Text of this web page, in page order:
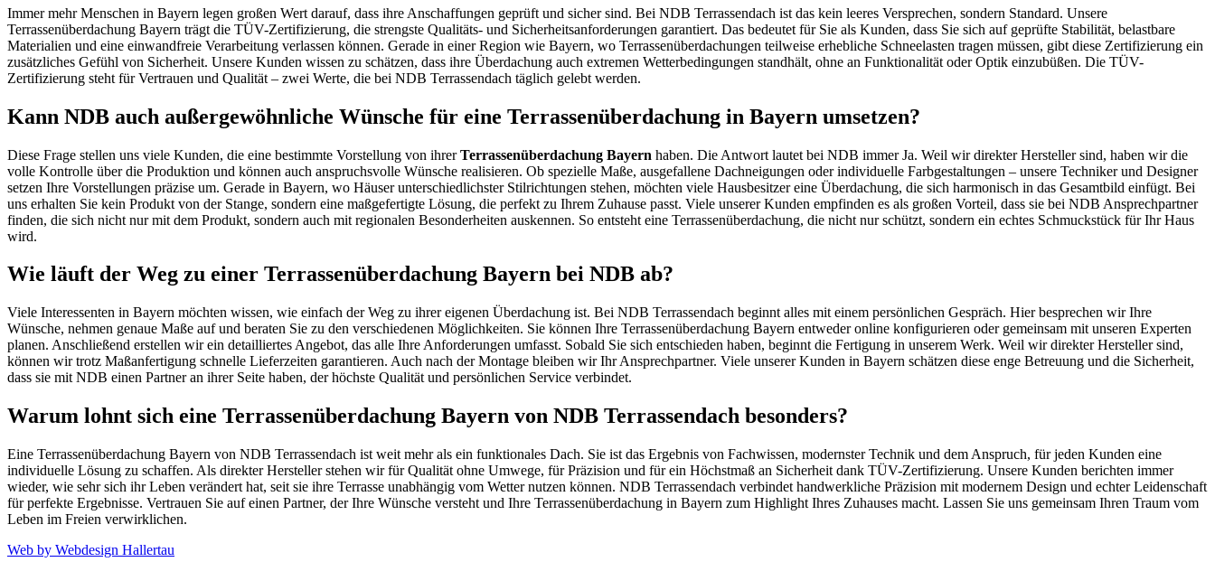
Immer mehr Menschen in Bayern legen großen Wert darauf, dass ihre Anschaffungen geprüft und sicher sind. Bei NDB Terrassendach ist das kein leeres Versprechen, sondern Standard. Unsere
Terrassenüberdachung Bayern trägt die TÜV-Zertifizierung, die strengste Qualitäts- und Sicherheitsanforderungen garantiert. Das bedeutet für Sie als Kunden, dass Sie sich auf geprüfte Stabilität, belastbare
Materialien und eine einwandfreie Verarbeitung verlassen können. Gerade in einer Region wie Bayern, wo Terrassenüberdachungen teilweise erhebliche Schneelasten tragen müssen, gibt diese Zertifizierung ein
zusätzliches Gefühl von Sicherheit. Unsere Kunden wissen zu schätzen, dass ihre Überdachung auch extremen Wetterbedingungen standhält, ohne an Funktionalität oder Optik einzubüßen. Die TÜV-
Zertifizierung steht für Vertrauen und Qualität – zwei Werte, die bei NDB Terrassendach täglich gelebt werden.
Kann NDB auch außergewöhnliche Wünsche für eine Terrassenüberdachung in Bayern umsetzen?
Diese Frage stellen uns viele Kunden, die eine bestimmte Vorstellung von ihrerTerrassenüberdachung Bayern haben. Die Antwort lautet bei NDB immer Ja. Weil wir direkter Hersteller sind, haben wir die
volle Kontrolle über die Produktion und können auch anspruchsvolle Wünsche realisieren. Ob spezielle Maße, ausgefallene Dachneigungen oder individuelle Farbgestaltungen – unsere Techniker und Designer
setzen Ihre Vorstellungen präzise um. Gerade in Bayern, wo Häuser unterschiedlichster Stilrichtungen stehen, möchten viele Hausbesitzer eine Überdachung, die sich harmonisch in das Gesamtbild einfügt. Bei
uns erhalten Sie kein Produkt von der Stange, sondern eine maßgefertigte Lösung, die perfekt zu Ihrem Zuhause passt. Viele unserer Kunden empfinden es als großen Vorteil, dass sie bei NDB Ansprechpartner
finden, die sich nicht nur mit dem Produkt, sondern auch mit regionalen Besonderheiten auskennen. So entsteht eine Terrassenüberdachung, die nicht nur schützt, sondern ein echtes Schmuckstück für Ihr Haus
wird.
Wie läuft der Weg zu einer Terrassenüberdachung Bayern bei NDB ab?
Viele Interessenten in Bayern möchten wissen, wie einfach der Weg zu ihrer eigenen Überdachung ist. Bei NDB Terrassendach beginnt alles mit einem persönlichen Gespräch. Hier besprechen wir Ihre
Wünsche, nehmen genaue Maße auf und beraten Sie zu den verschiedenen Möglichkeiten. Sie können Ihre Terrassenüberdachung Bayern entweder online konfigurieren oder gemeinsam mit unseren Experten
planen. Anschließend erstellen wir ein detailliertes Angebot, das alle Ihre Anforderungen umfasst. Sobald Sie sich entschieden haben, beginnt die Fertigung in unserem Werk. Weil wir direkter Hersteller sind,
können wir trotz Maßanfertigung schnelle Lieferzeiten garantieren. Auch nach der Montage bleiben wir Ihr Ansprechpartner. Viele unserer Kunden in Bayern schätzen diese enge Betreuung und die Sicherheit,
dass sie mit NDB einen Partner an ihrer Seite haben, der höchste Qualität und persönlichen Service verbindet.
Warum lohnt sich eine Terrassenüberdachung Bayern von NDB Terrassendach besonders?
Eine Terrassenüberdachung Bayern von NDB Terrassendach ist weit mehr als ein funktionales Dach. Sie ist das Ergebnis von Fachwissen, modernster Technik und dem Anspruch, für jeden Kunden eine
individuelle Lösung zu schaffen. Als direkter Hersteller stehen wir für Qualität ohne Umwege, für Präzision und für ein Höchstmaß an Sicherheit dank TÜV-Zertifizierung. Unsere Kunden berichten immer
wieder, wie sehr sich ihr Leben verändert hat, seit sie ihre Terrasse unabhängig vom Wetter nutzen können. NDB Terrassendach verbindet handwerkliche Präzision mit modernem Design und echter Leidenschaft
für perfekte Ergebnisse. Vertrauen Sie auf einen Partner, der Ihre Wünsche versteht und Ihre Terrassenüberdachung in Bayern zum Highlight Ihres Zuhauses macht. Lassen Sie uns gemeinsam Ihren Traum vom
Leben im Freien verwirklichen.
Web by Webdesign Hallertau